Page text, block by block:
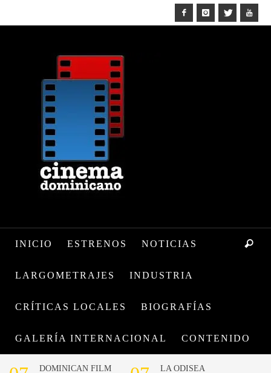
INICIO ESTRENOS NOTICIAS
LARGOMETRAJES INDUSTRIA
CRÍTICAS LOCALES BIOGRAFÍAS
GALERÍA INTERNACIONAL CONTENIDO